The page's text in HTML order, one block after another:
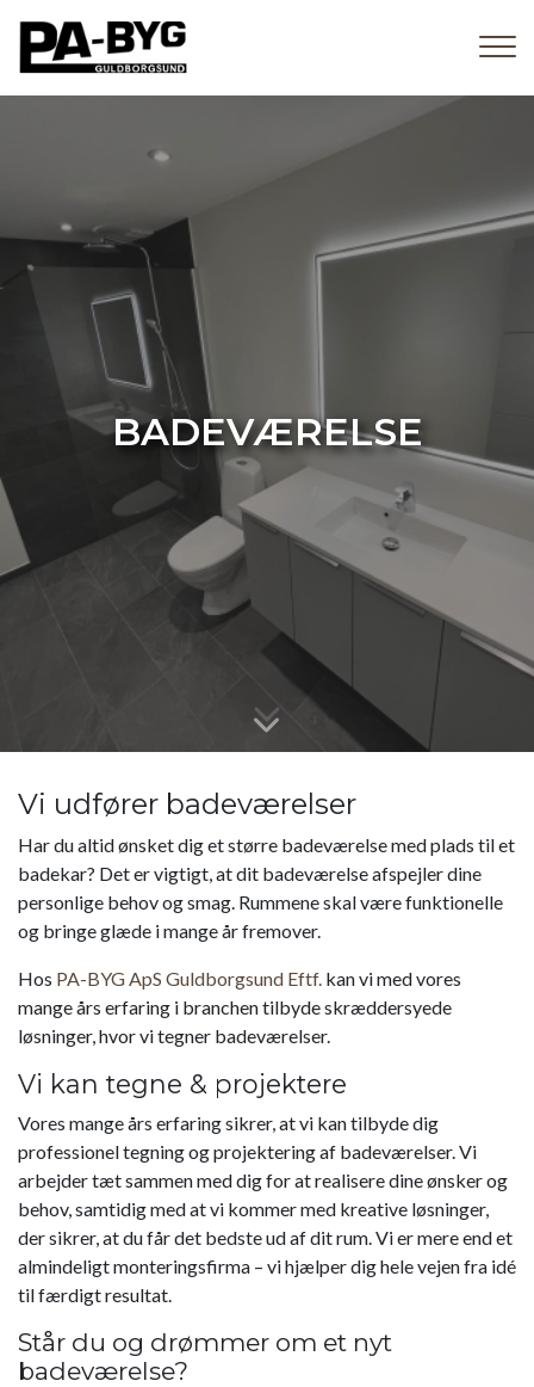
hovedindhold
BADEVÆRELSE
Vi udfører badeværelser
Har du altid ønsket dig et større badeværelse med plads til et
badekar? Det er vigtigt, at dit badeværelse afspejler dine
personlige behov og smag. Rummene skal være funktionelle
og bringe glæde i mange år fremover.
Hos PA-BYG ApS Guldborgsund Eftf. kan vi med vores
mange års erfaring i branchen tilbyde skræddersyede
løsninger, hvor vi tegner badeværelser.
Vi kan tegne & projektere
Vores mange års erfaring sikrer, at vi kan tilbyde dig
professionel tegning og projektering af badeværelser. Vi
arbejder tæt sammen med dig for at realisere dine ønsker og
behov, samtidig med at vi kommer med kreative løsninger,
der sikrer, at du får det bedste ud af dit rum. Vi er mere end et
almindeligt monteringsfirma – vi hjælper dig hele vejen fra idé
til færdigt resultat.
Står du og drømmer om et nyt
badeværelse?